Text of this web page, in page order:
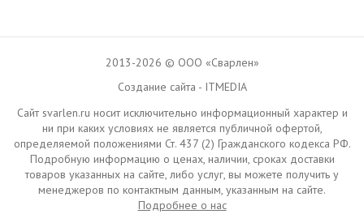
2013-2026 © ООО «Сварлен»
Создание сайта - ITMEDIA
Сайт svarlen.ru носит исключительно информационный характер и
ни при каких условиях не является публичной офертой,
определяемой положениями Ст. 437 (2) Гражданского кодекса РФ.
Подробную информацию о ценах, наличии, сроках доставки
товаров указанных на сайте, либо услуг, вы можете получить у
менеджеров по контактным данным, указанным на сайте.
Подробнее о нас